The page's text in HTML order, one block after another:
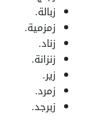
زبالة.
زمزمية.
زناد.
زنزانة.
زير.
زمرد.
زبرجد.